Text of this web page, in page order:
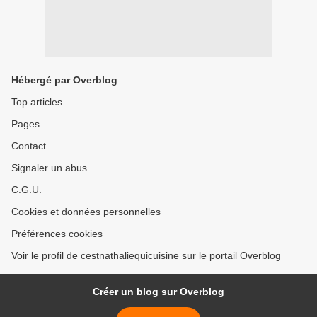
Hébergé par Overblog
Top articles
Pages
Contact
Signaler un abus
C.G.U.
Cookies et données personnelles
Préférences cookies
Voir le profil de cestnathaliequicuisine sur le portail Overblog
Créer un blog sur Overblog